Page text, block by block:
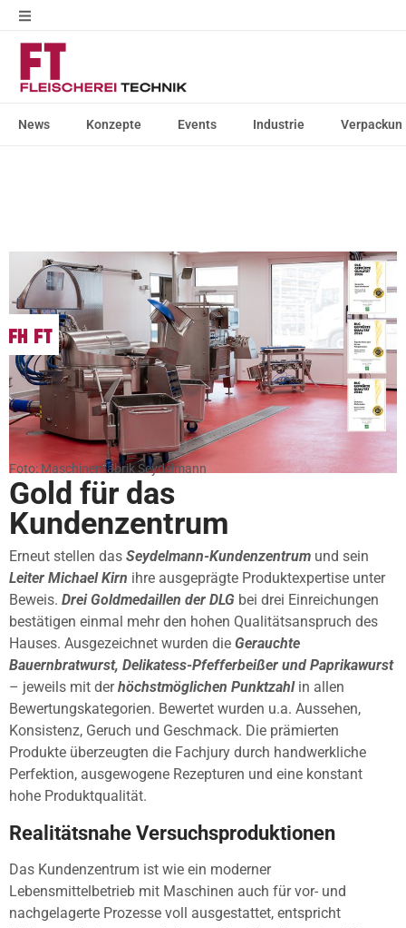
News Konzepte Events Industrie
Foto: Maschinenfabrik Seydelmann
Gold für das
Kundenzentrum
Erneut stellen das Seydelmann-Kundenzentrum und sein
Leiter Michael Kirn ihre ausgeprägte Produktexpertise unter
Beweis. Drei Goldmedaillen der DLG bei drei Einreichungen
bestätigen einmal mehr den hohen Qualitätsanspruch des
Hauses. Ausgezeichnet wurden die Gerauchte
Bauernbratwurst, Delikatess-Pfefferbeißer und Paprikawurst
– jeweils mit derhöchstmöglichen Punktzahlin allen
Bewertungskategorien. Bewertet wurden u.a. Aussehen,
Konsistenz, Geruch und Geschmack. Die prämierten
Produkte überzeugten die Fachjury durch handwerkliche
Perfektion, ausgewogene Rezepturen und eine konstant
hohe Produktqualität.
Realitätsnahe Versuchsproduktionen
Das Kundenzentrum ist wie ein moderner
Lebensmittelbetrieb mit Maschinen auch für vor- und
nachgelagerte Prozesse voll ausgestattet, entspricht